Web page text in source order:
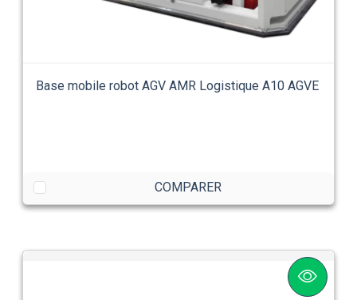
Base mobile robot AGV AMR Logistique A10 AGVE
COMPARER